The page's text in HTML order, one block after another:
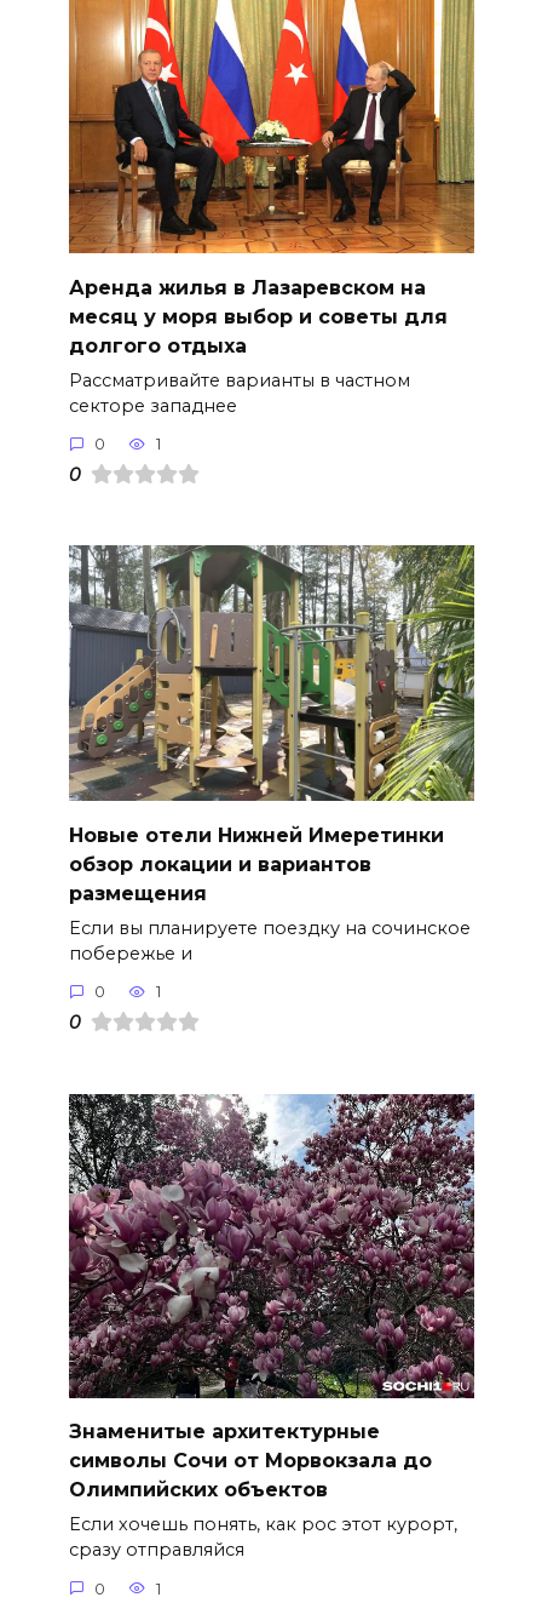
Аренда жилья в Лазаревском на
месяц у моря выбор и советы для
долгого отдыха
Рассматривайте варианты в частном
секторе западнее
0 1
0
Новые отели Нижней Имеретинки
обзор локации и вариантов
размещения
Если вы планируете поездку на сочинское
побережье и
0 1
0
Знаменитые архитектурные
символы Сочи от Морвокзала до
Олимпийских объектов
Если хочешь понять, как рос этот курорт,
сразу отправляйся
0 1